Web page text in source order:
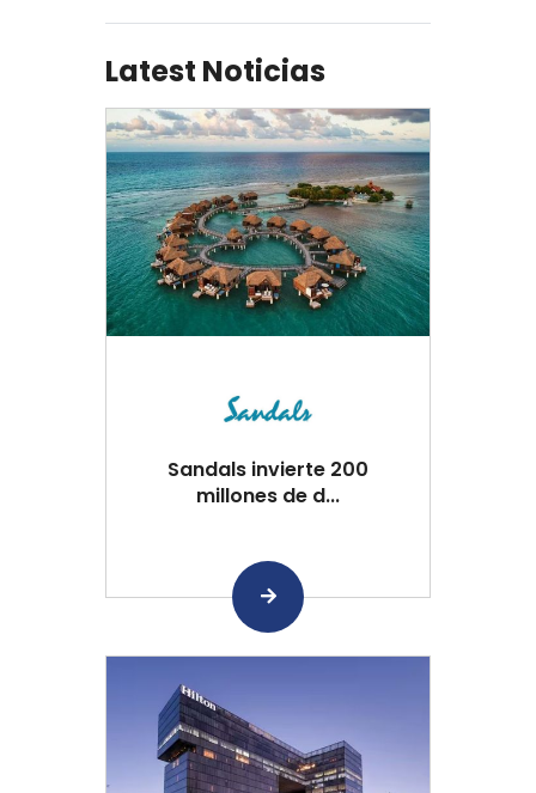
Latest Noticias
Sandals invierte 200
millones de d...